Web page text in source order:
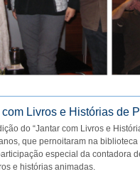
com Livros e Histórias de
do “Jantar com Livros e
que pernoitaram na
especial da contadora
e histórias animadas.